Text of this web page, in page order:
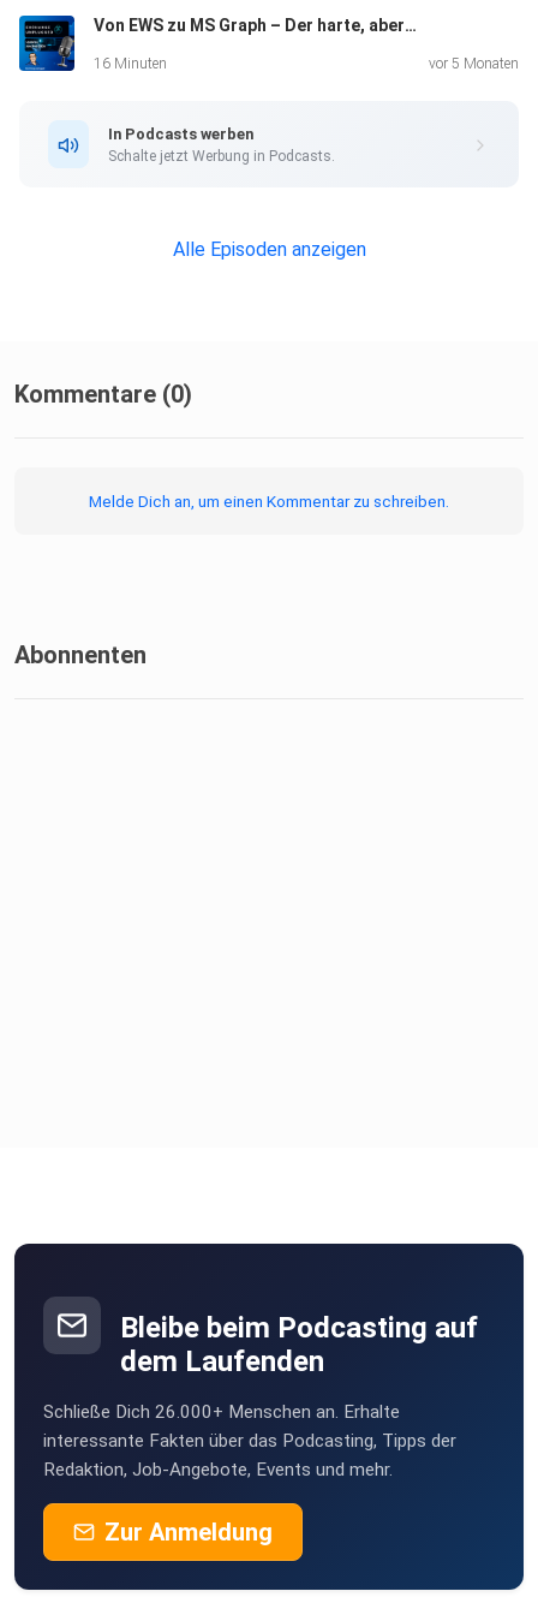
Community-Mitglieder, die praxisnahe Einblicke und
spannende
suchen.
E-Mail-Sicherheit mit NoSpamProxy
https://www.nospamproxy.de/de/produkt/25reports/
Abonniere jetzt und verpasse keine Episode!
Von EWS zu MS Graph – Der harte, aber notwendige Übergang
16 Minuten vor 5 Monaten
In Podcasts werben
Schalte jetzt Werbung in Podcasts.
Alle Episoden anzeigen
Kommentare (0)
Melde Dich an, um einen Kommentar zu schreiben.
Abonnenten
Bleibe beim Podcasting auf
dem Laufenden
Schließe Dich 26.000+ Menschen an. Erhalte
interessante Fakten über das Podcasting, Tipps der
Redaktion, Job-Angebote, Events und mehr.
Zur Anmeldung